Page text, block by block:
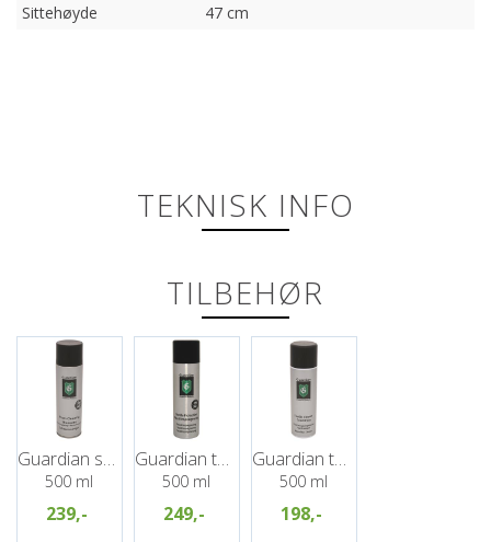
Sittehøyde
47 cm
TEKNISK INFO
TILBEHØR
Guardian skumrens
500 ml
239,-
Guardian tekstil impregnering
500 ml
249,-
Guardian tekstilrens
500 ml
198,-